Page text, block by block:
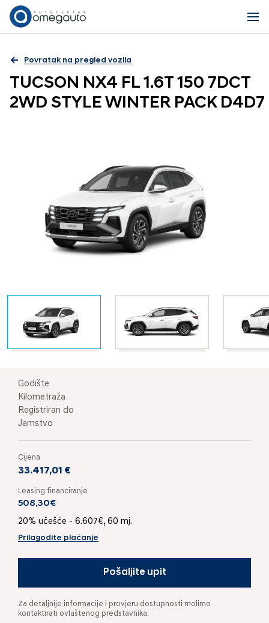
Povratak na pregled vozila
TUCSON NX4 FL 1.6T 150 7DCT
2WD STYLE WINTER PACK D4D7
Godište
Kilometraža
Registriran do
Jamstvo
Cijena
33.417,01 €
Leasing financiranje
508,30€
20% učešće - 6.607€, 60 mj.
Prilagodite plaćanje
Pošaljite upit
Za detaljnije informacije i provjeru dostupnosti molimo
kontaktirati ovlaštenog predstavnika.